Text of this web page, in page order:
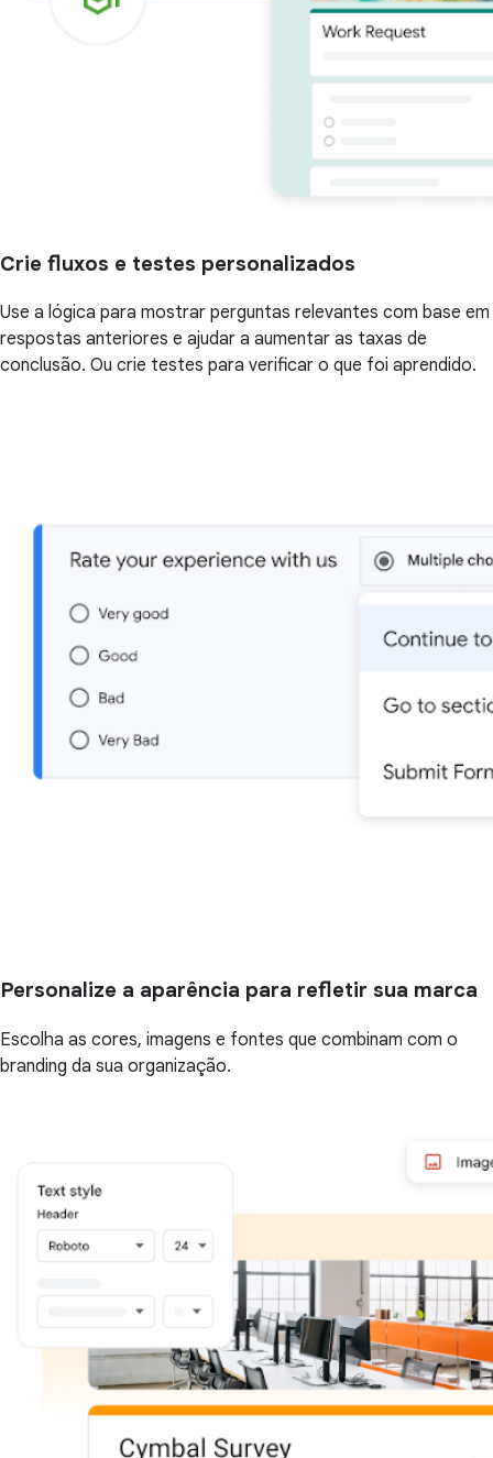
Crie fluxos e testes personalizados
Use a lógica para mostrar perguntas relevantes com base em
respostas anteriores e ajudar a aumentar as taxas de
conclusão. Ou crie testes para verificar o que foi aprendido.
Personalize a aparência para refletir sua marca
Escolha as cores, imagens e fontes que combinam com o
branding da sua organização.